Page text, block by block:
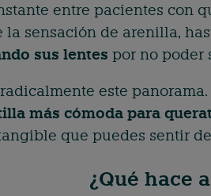
entre pacientes con
la sensación de arenilla,
sus lentes por no poder
este panorama.
más cómoda para
que puedes sentir
¿Qué hace